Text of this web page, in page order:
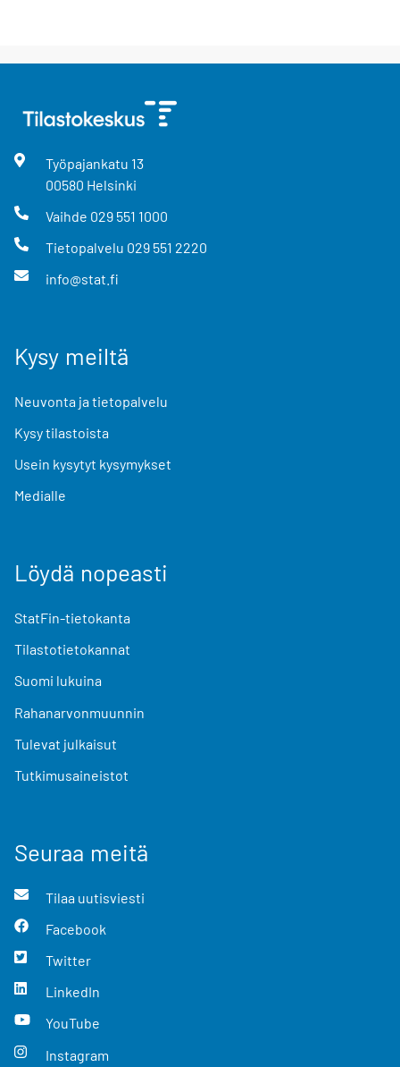
Työpajankatu 13
00580 Helsinki
Vaihde 029 551 1000
Tietopalvelu 029 551 2220
info@stat.fi
Kysy meiltä
Neuvonta ja tietopalvelu
Kysy tilastoista
Usein kysytyt kysymykset
Medialle
Löydä nopeasti
StatFin-tietokanta
Tilastotietokannat
Suomi lukuina
Rahanarvonmuunnin
Tulevat julkaisut
Tutkimusaineistot
Seuraa meitä
Tilaa uutisviesti
Facebook
Twitter
LinkedIn
YouTube
Instagram